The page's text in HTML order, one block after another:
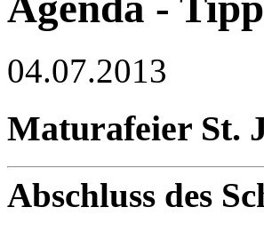
04.07.2013
Maturafeier St.
Abschluss des